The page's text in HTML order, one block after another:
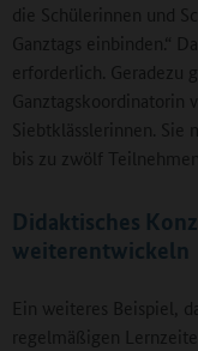
die Schülerinnen und
Ganztags einbinden.“
erforderlich. Geradezu
Ganztagskoordinatorin
Siebtklässlerinnen.
bis zu zwölf
Didaktisches
weiterentwickeln
Ein weiteres Beispiel,
regelmäßigen